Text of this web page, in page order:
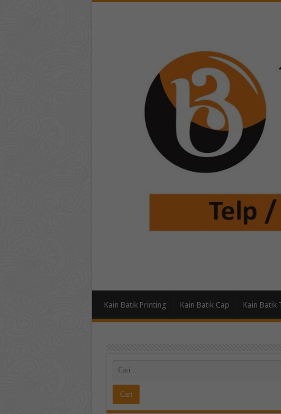
Kain Batik Printing Kain Batik Cap Kain Batik